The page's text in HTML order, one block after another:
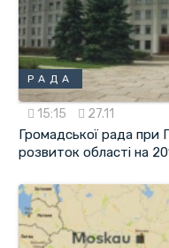
РАДА
15:15 27.11
Громадської рада при
розвиток області на